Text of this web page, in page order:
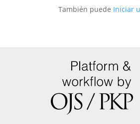
También puede Iniciar